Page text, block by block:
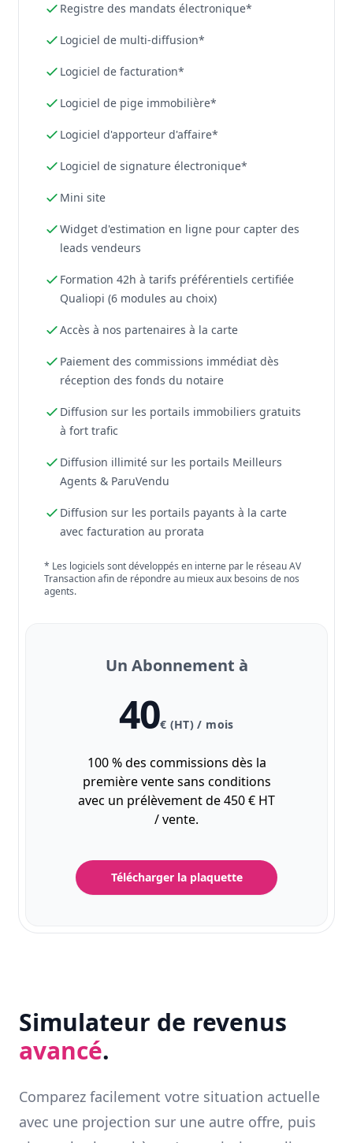
Registre des mandats électronique*
Logiciel de multi-diffusion*
Logiciel de facturation*
Logiciel de pige immobilière*
Logiciel d'apporteur d'affaire*
Logiciel de signature électronique*
Mini site
Widget d'estimation en ligne pour capter des
leads vendeurs
Formation 42h à tarifs préférentiels certifiée
Qualiopi (6 modules au choix)
Accès à nos partenaires à la carte
Paiement des commissions immédiat dès
réception des fonds du notaire
Diffusion sur les portails immobiliers gratuits
à fort trafic
Diffusion illimité sur les portails Meilleurs
Agents & ParuVendu
Diffusion sur les portails payants à la carte
avec facturation au prorata
* Les logiciels sont développés en interne par le réseau AV
Transaction afin de répondre au mieux aux besoins de nos
agents.
Un Abonnement à
40€ (HT) / mois
100 % des commissions dès la
première vente sans conditions
avec un prélèvement de 450 € HT
/ vente.
Télécharger la plaquette
Simulateur de revenus
avancé.
Comparez facilement votre situation actuelle
avec une projection sur une autre offre, puis